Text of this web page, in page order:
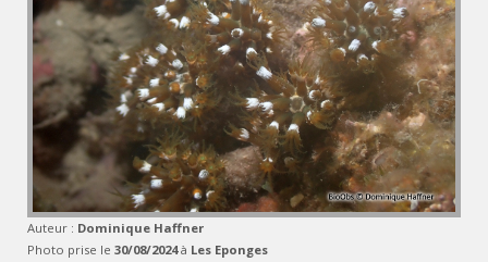
Auteur : Dominique Haffner
Photo prise le 30/08/2024à Les Eponges